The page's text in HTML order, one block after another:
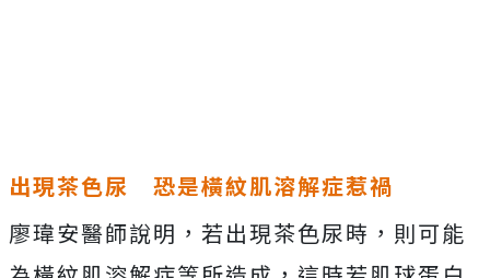
出現茶色尿 恐是橫紋肌溶解症惹禍
廖瑋安醫師說明，若出現茶色尿時，則可能